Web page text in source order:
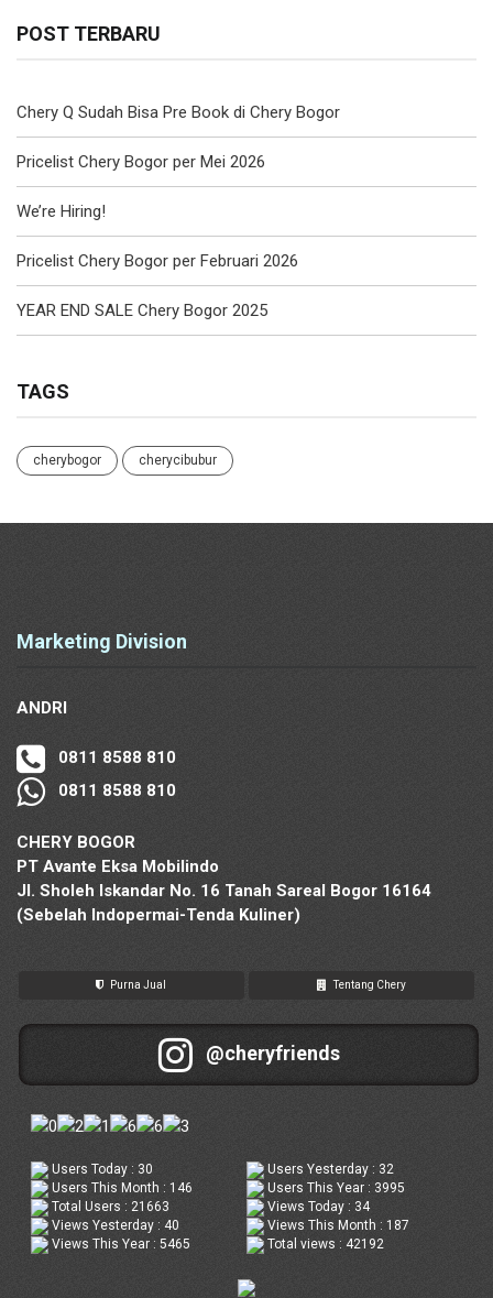
POST TERBARU
Chery Q Sudah Bisa Pre Book di Chery Bogor
Pricelist Chery Bogor per Mei 2026
We’re Hiring!
Pricelist Chery Bogor per Februari 2026
YEAR END SALE Chery Bogor 2025
TAGS
cherybogor cherycibubur
Marketing Division
ANDRI
0811 8588 810
0811 8588 810
CHERY BOGOR
PT Avante Eksa Mobilindo
Jl. Sholeh Iskandar No. 16 Tanah Sareal Bogor 16164
(Sebelah Indopermai-Tenda Kuliner)
Purna Jual Tentang Chery
@cheryfriends
Users Today : 30
Users Yesterday : 32
Users This Month : 146
Users This Year : 3995
Total Users : 21663
Views Today : 34
Views Yesterday : 40
Views This Month : 187
Views This Year : 5465
Total views : 42192